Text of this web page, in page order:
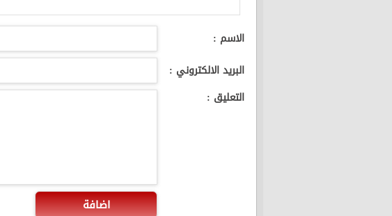
الاسم :
البريد الالكتروني :
التعليق :
اضافة